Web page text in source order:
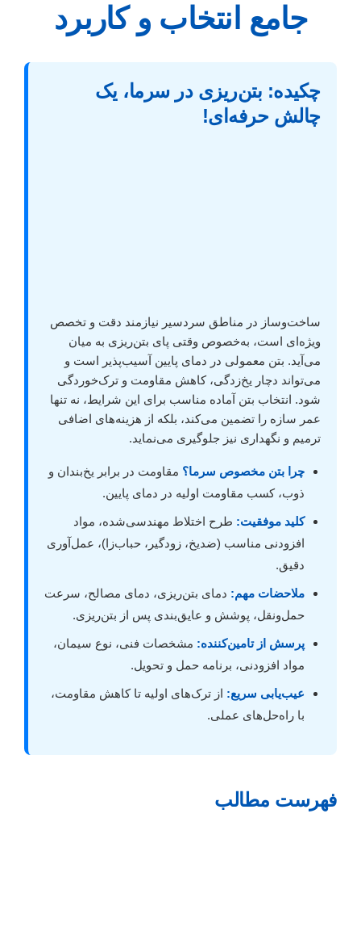
جامع انتخاب و کاربرد
چکیده: بتن‌ریزی در سرما، یک
چالش حرفه‌ای!
ساخت‌وساز در مناطق سردسیر نیازمند دقت و تخصص
ویژه‌ای است، به‌خصوص وقتی پای بتن‌ریزی به میان
می‌آید. بتن معمولی در دمای پایین آسیب‌پذیر است و
می‌تواند دچار یخ‌زدگی، کاهش مقاومت و ترک‌خوردگی
شود. انتخاب بتن آماده مناسب برای این شرایط، نه تنها
عمر سازه را تضمین می‌کند، بلکه از هزینه‌های اضافی
ترمیم و نگهداری نیز جلوگیری می‌نماید.
چرا بتن مخصوص سرما؟ مقاومت در برابر یخ‌بندان و
ذوب، کسب مقاومت اولیه در دمای پایین.
کلید موفقیت: طرح اختلاط مهندسی‌شده، مواد
افزودنی مناسب (ضدیخ، زودگیر، حباب‌زا)، عمل‌آوری
دقیق.
ملاحضات مهم: دمای بتن‌ریزی، دمای مصالح، سرعت
حمل‌ونقل، پوشش و عایق‌بندی پس از بتن‌ریزی.
پرسش از تامین‌کننده: مشخصات فنی، نوع سیمان،
مواد افزودنی، برنامه حمل و تحویل.
عیب‌یابی سریع: از ترک‌های اولیه تا کاهش مقاومت،
با راه‌حل‌های عملی.
فهرست مطالب